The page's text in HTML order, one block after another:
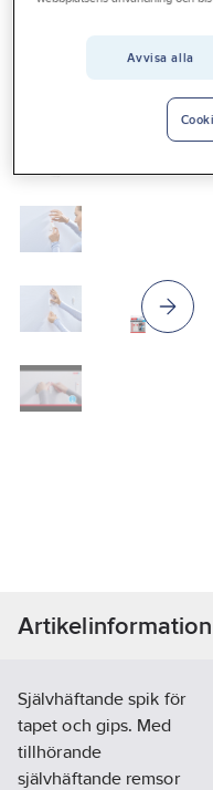
Artikelinformation
Självhäftande spik för
tapet och gips. Med
tillhörande
självhäftande remsor
Avvisa alla